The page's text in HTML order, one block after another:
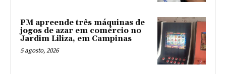
PM apreende três máquinas de
jogos de azar em comércio no
Jardim Liliza, em Campinas
5 agosto, 2026